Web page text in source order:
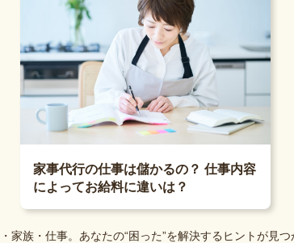
家事代行の仕事は儲かるの？ 仕事内容
によってお給料に違いは？
家族・仕事。あなたの“困った”を解決するヒントが見つ